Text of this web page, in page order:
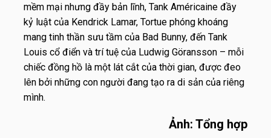
mềm mại nhưng đầy bản lĩnh, Tank Américaine đầy
kỷ luật của Kendrick Lamar, Tortue phóng khoáng
mang tinh thần sưu tầm của Bad Bunny, đến Tank
Louis cổ điển và trí tuệ của Ludwig Göransson – mỗi
chiếc đồng hồ là một lát cắt của thời gian, được đeo
lên bởi những con người đang tạo ra di sản của riêng
mình.
Ảnh: Tổng hợp